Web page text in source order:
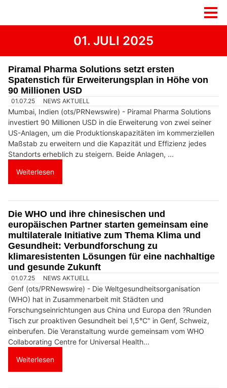
01. JULI 2025
Piramal Pharma Solutions setzt ersten
Spatenstich für Erweiterungsplan in Höhe von
90 Millionen USD
01.07.25 NEWS AKTUELL
Mumbai, Indien (ots/PRNewswire) - Piramal Pharma Solutions
investiert 90 Millionen USD in die Erweiterung von zwei seiner
US-Anlagen, um die Produktionskapazitäten im kommerziellen
Maßstab zu erweitern und die Kapazität und Effizienz jedes
Standorts erheblich zu steigern. Beide Anlagen, ...
Weiterlesen
Die WHO und ihre chinesischen und
europäischen Partner starten gemeinsam eine
multilaterale Initiative zum Thema Klima und
Gesundheit: Verbundforschung zu
klimaresistenten Lösungen für eine nachhaltige
und gesunde Zukunft
01.07.25 NEWS AKTUELL
Genf (ots/PRNewswire) - Die Weltgesundheitsorganisation
(WHO) hat in Zusammenarbeit mit Städten und
Forschungseinrichtungen aus China und Europa den ?Runden
Tisch zur proaktiven Gesundheit bei 1,5°C" in Genf, Schweiz,
einberufen. Die Veranstaltung wurde gemeinsam vom WHO
Collaborating Centre for Universal Health...
Weiterlesen